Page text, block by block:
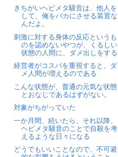
きちがいヘビメタ騒音は、他人を
して、俺をバカにさせる装置な
んだよ。
刺激に対する身体の反応というも
のを認めないやつが、くるしい
状態の人間に、ダメ出しをする
経営者がコスパを重視すると、ダ
メ人間が増えるのである
こんな状態が、普通の元気な状態
とおなじであるはずがない。
対象がちがっていた
一か月間、続いたら、それ以降、
ヘビメタ騒音のことで自殺を考
えるような日々になる
どうでもいいことなので、不可避